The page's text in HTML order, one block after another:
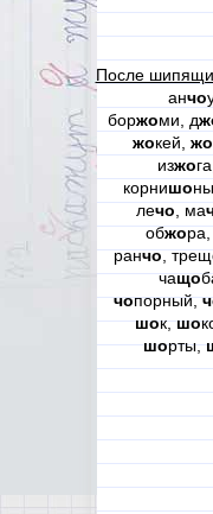
После
анчо
боржоми, д
жокей, жо
изжо
корнишо
лечо , ма
обжо
ранчо,
чащо
чопорный,
шок,шо
шорты,